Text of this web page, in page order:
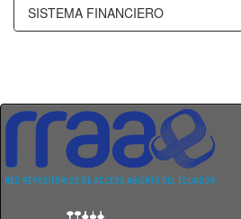
SISTEMA FINANCIERO